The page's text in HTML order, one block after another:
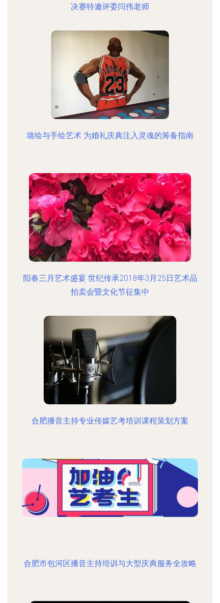
决赛特邀评委闫伟老师
墙绘与手绘艺术 为婚礼庆典注入灵魂的筹备指南
阳春三月艺术盛宴 世纪传承2018年3月25日艺术品
拍卖会暨文化节征集中
合肥播音主持专业传媒艺考培训课程策划方案
合肥市包河区播音主持培训与大型庆典服务全攻略